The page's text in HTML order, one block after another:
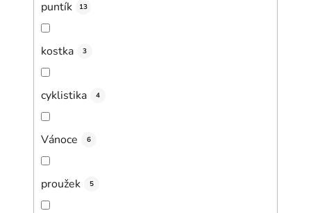
puntík 13
kostka 3
cyklistika 4
Vánoce 6
proužek 5